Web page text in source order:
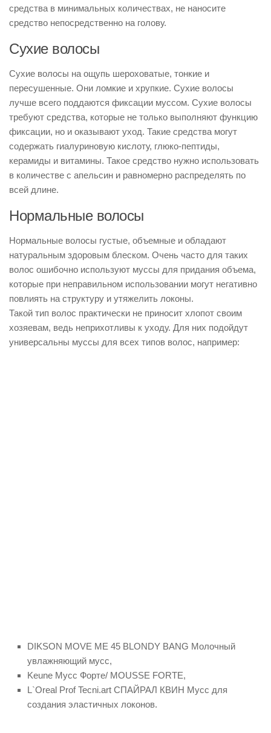
средства в минимальных количествах, не наносите
средство непосредственно на голову.
Сухие волосы
Сухие волосы на ощупь шероховатые, тонкие и
пересушенные. Они ломкие и хрупкие. Сухие волосы
лучше всего поддаются фиксации муссом. Сухие волосы
требуют средства, которые не только выполняют функцию
фиксации, но и оказывают уход. Такие средства могут
содержать гиалуриновую кислоту, глюко-пептиды,
керамиды и витамины. Такое средство нужно использовать
в количестве с апельсин и равномерно распределять по
всей длине.
Нормальные волосы
Нормальные волосы густые, объемные и обладают
натуральным здоровым блеском. Очень часто для таких
волос ошибочно используют муссы для придания объема,
которые при неправильном использовании могут негативно
повлиять на структуру и утяжелить локоны.
Такой тип волос практически не приносит хлопот своим
хозяевам, ведь неприхотливы к уходу. Для них подойдут
универсальны муссы для всех типов волос, например:
DIKSON MOVE ME 45 BLONDY BANG Молочный
увлажняющий мусс,
Keune Мусс Форте/ MOUSSE FORTE,
L`Orеal Prof Tecni.art СПАЙРАЛ КВИН Мусс для
создания эластичных локонов.